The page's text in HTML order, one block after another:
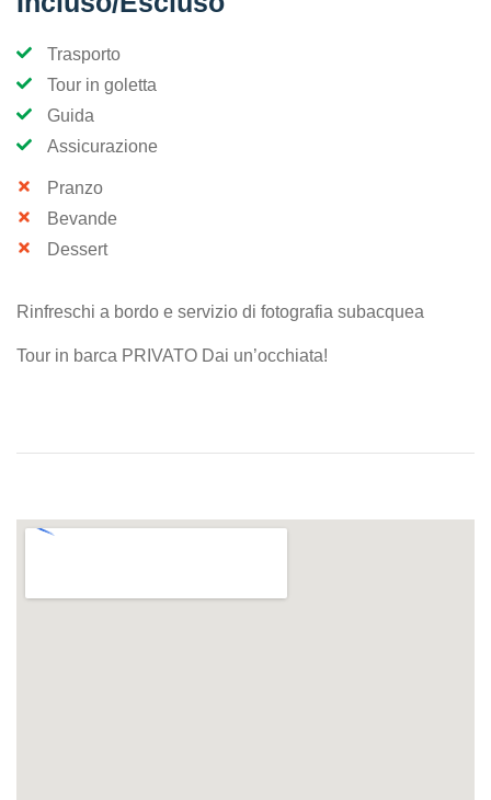
Trasporto
Tour in goletta
Guida
Assicurazione
Pranzo
Bevande
Dessert
Rinfreschi a bordo e servizio di fotografia subacquea
Tour in barca PRIVATO Dai un’occhiata!